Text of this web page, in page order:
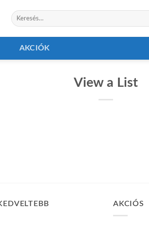
Keresés
a
AKCIÓK
View a List
AKCIÓS